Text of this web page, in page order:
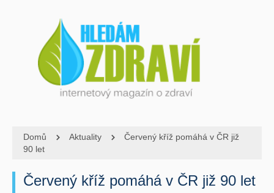
Domů Aktuality
Červený kříž pomáhá v ČR již
90 let
Červený kříž pomáhá v ČR již 90 let